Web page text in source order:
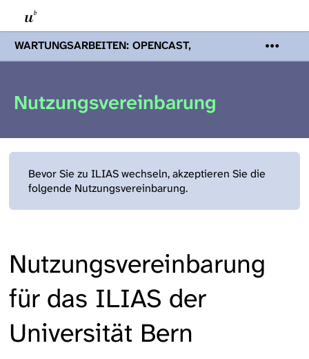
WARTUNGSARBEITEN: OPENCAST,
PODCASTS & TOBIRA
Mi 19. August
Servern werden Ihnen Podcasts,
Opencast-Videos und Tobira nicht zur
Nutzungsvereinbarung
Bevor Sie zu ILIAS wechseln, akzeptieren Sie die
folgende Nutzungsvereinbarung.
Nutzungsvereinbarung
für das ILIAS der
Universität Bern